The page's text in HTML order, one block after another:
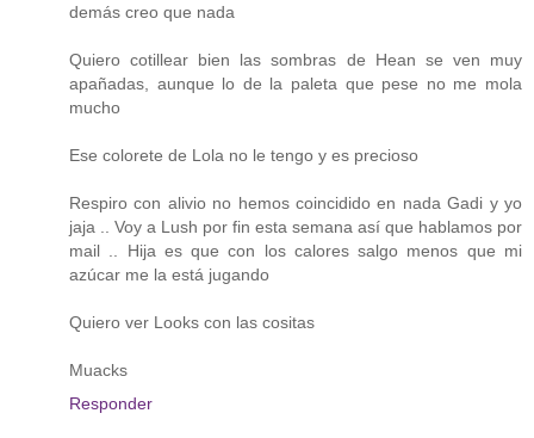
demás creo que nada
Quiero cotillear bien las sombras de Hean se ven muy
apañadas, aunque lo de la paleta que pese no me mola
mucho
Ese colorete de Lola no le tengo y es precioso
Respiro con alivio no hemos coincidido en nada Gadi y yo
jaja .. Voy a Lush por fin esta semana así que hablamos por
mail .. Hija es que con los calores salgo menos que mi
azúcar me la está jugando
Quiero ver Looks con las cositas
Muacks
Responder